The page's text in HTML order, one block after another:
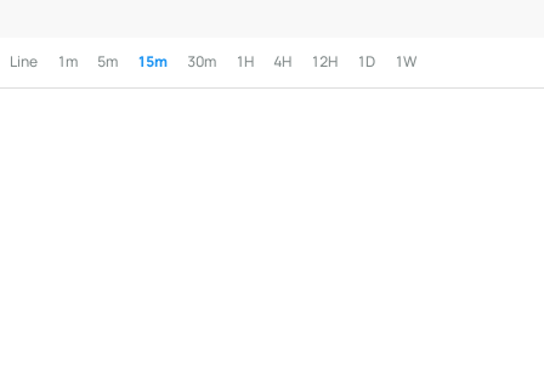
Line 1m 5m 15m 30m 1H 4H 12H 1D 1W